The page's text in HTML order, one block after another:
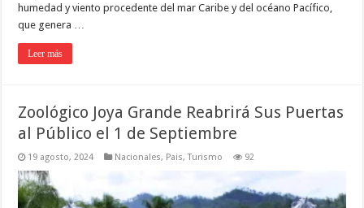
humedad y viento procedente del mar Caribe y del océano Pacífico,
que genera …
Leer más
Zoológico Joya Grande Reabrirá Sus Puertas
al Público el 1 de Septiembre
19 agosto, 2024 Nacionales, Pais,Turismo 92